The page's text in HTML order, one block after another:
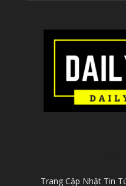
Trang Cập Nhật Tin